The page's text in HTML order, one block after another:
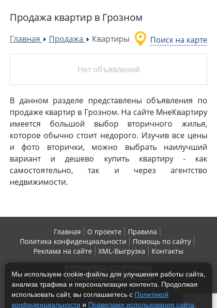
Продажа квартир в Грозном
Поиск на карте
Главная »Продажа »Квартиры
Нет объявлений
В данном разделе представлены объявления по
продаже квартир в Грозном. На сайте МнеКвартиру
имеется большой выбор вторичного жилья,
которое обычно стоит недорого. Изучив все цены
и фото вторички, можно выбрать наилучший
вариант и дешево купить квартиру - как
самостоятельно, так и через агентство
недвижимости.
Главная О проекте
Правила
Политика конфиденциальности
Помощь по сайту
Реклама на сайте
XML-Выгрузка Контакты
Мы используем cookie-файлы для улучшения работы сайта,
анализа трафика и персонализации контента. Продолжая
использовать сайт, вы соглашаетесь с Политикой
конфиденциальности и Правилами использования сайта